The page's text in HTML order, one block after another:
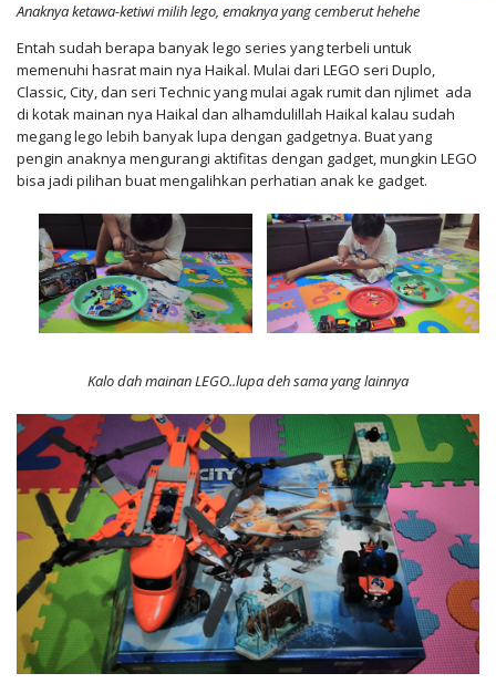
Anaknya ketawa-ketiwi milih lego, emaknya yang cemberut hehehe
Entah sudah berapa banyak lego series yang terbeli untuk
memenuhi hasrat main nya Haikal. Mulai dari LEGO seri Duplo,
Classic, City, dan seri Technic yang mulai agak rumit dan njlimet ada
di kotak mainan nya Haikal dan alhamdulillah Haikal kalau sudah
megang lego lebih banyak lupa dengan gadgetnya. Buat yang
pengin anaknya mengurangi aktifitas dengan gadget, mungkin LEGO
bisa jadi pilihan buat mengalihkan perhatian anak ke gadget.
Kalo dah mainan LEGO..lupa deh sama yang lainnya